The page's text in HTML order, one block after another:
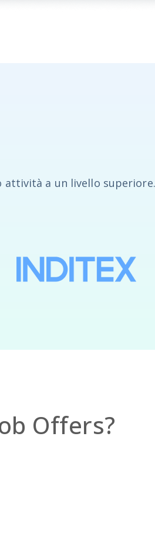
a un livello
Offers?